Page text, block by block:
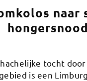
naar
hongersnood
tocht door
is een